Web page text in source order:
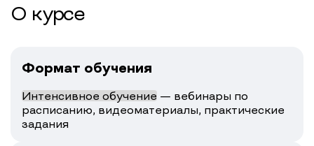
О курсе
Формат обучения
Интенсивное обучение — вебинары по
расписанию, видеоматериалы, практические
задания